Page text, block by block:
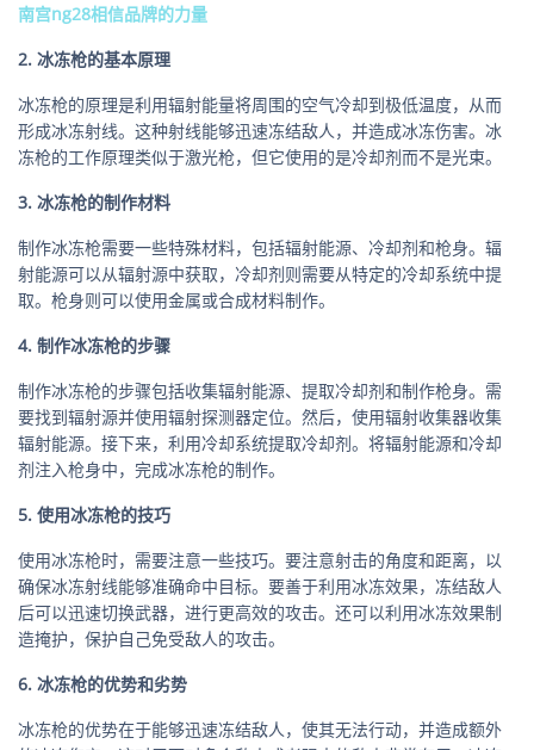
南宫ng28相信品牌的力量
2. 冰冻枪的基本原理
冰冻枪的原理是利用辐射能量将周围的空气冷却到极低温度，从而
形成冰冻射线。这种射线能够迅速冻结敌人，并造成冰冻伤害。冰
冻枪的工作原理类似于激光枪，但它使用的是冷却剂而不是光束。
3. 冰冻枪的制作材料
制作冰冻枪需要一些特殊材料，包括辐射能源、冷却剂和枪身。辐
射能源可以从辐射源中获取，冷却剂则需要从特定的冷却系统中提
取。枪身则可以使用金属或合成材料制作。
4. 制作冰冻枪的步骤
制作冰冻枪的步骤包括收集辐射能源、提取冷却剂和制作枪身。需
要找到辐射源并使用辐射探测器定位。然后，使用辐射收集器收集
辐射能源。接下来，利用冷却系统提取冷却剂。将辐射能源和冷却
剂注入枪身中，完成冰冻枪的制作。
5. 使用冰冻枪的技巧
使用冰冻枪时，需要注意一些技巧。要注意射击的角度和距离，以
确保冰冻射线能够准确命中目标。要善于利用冰冻效果，冻结敌人
后可以迅速切换武器，进行更高效的攻击。还可以利用冰冻效果制
造掩护，保护自己免受敌人的攻击。
6. 冰冻枪的优势和劣势
冰冻枪的优势在于能够迅速冻结敌人，使其无法行动，并造成额外